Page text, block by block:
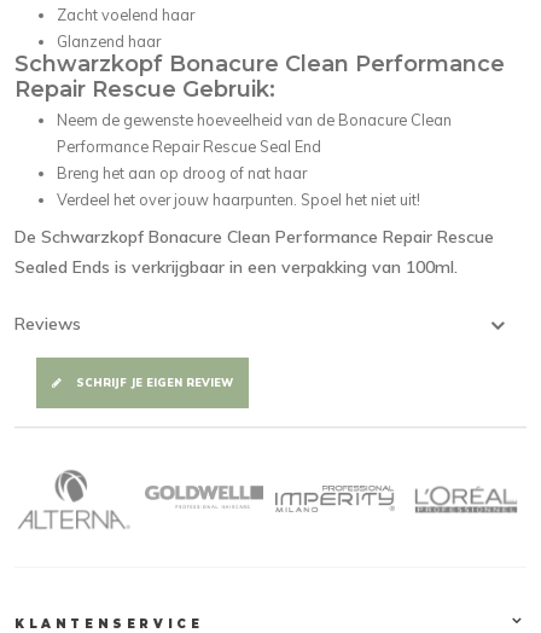
Zacht voelend haar
Glanzend haar
Schwarzkopf Bonacure Clean Performance
Repair Rescue Gebruik:
Neem de gewenste hoeveelheid van de Bonacure Clean
Performance Repair Rescue Seal End
Breng het aan op droog of nat haar
Verdeel het over jouw haarpunten. Spoel het niet uit!
De Schwarzkopf Bonacure Clean Performance Repair Rescue
Sealed Ends is verkrijgbaar in een verpakking van 100ml.
Reviews
SCHRIJF JE EIGEN REVIEW
KLANTENSERVICE